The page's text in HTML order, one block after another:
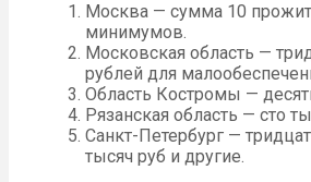
Москва — сумма 10
минимумов.
Московская область —
рублей для
Область Костромы —
Рязанская область — сто
Санкт-Петербург —
тысяч руб и другие.